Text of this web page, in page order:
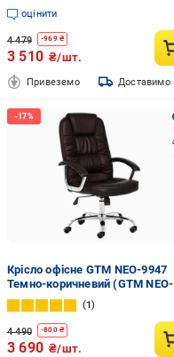
оцінити
4 479 -969₴
3 510 ₴/шт.
Привеземо Доставимо
Крісло офісне GTM NEO-9947
Темно-коричневий (GTM NEO-
9947)
1
4 490 -800₴
3 690 ₴/шт.